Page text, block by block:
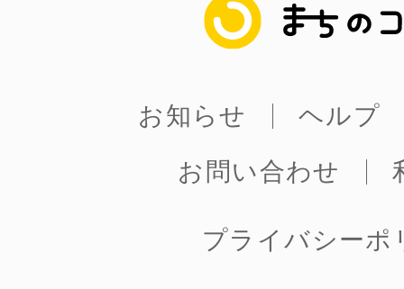
まちのコイン
お知らせ
ヘルプ
お問い合わせ
プライバシーポ